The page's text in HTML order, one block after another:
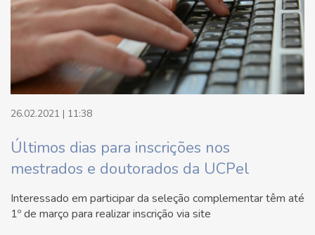
26.02.2021 | 11:38
Últimos dias para inscrições nos
mestrados e doutorados da UCPel
Interessado em participar da seleção complementar têm até
1º de março para realizar inscrição via site